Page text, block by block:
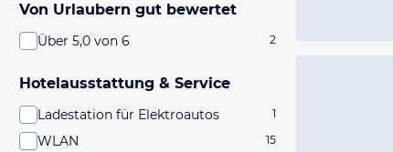
Von Urlaubern gut bewertet
Über 5,0 von 6 2
Hotelausstattung & Service
Ladestation für Elektroautos 1
WLAN 15